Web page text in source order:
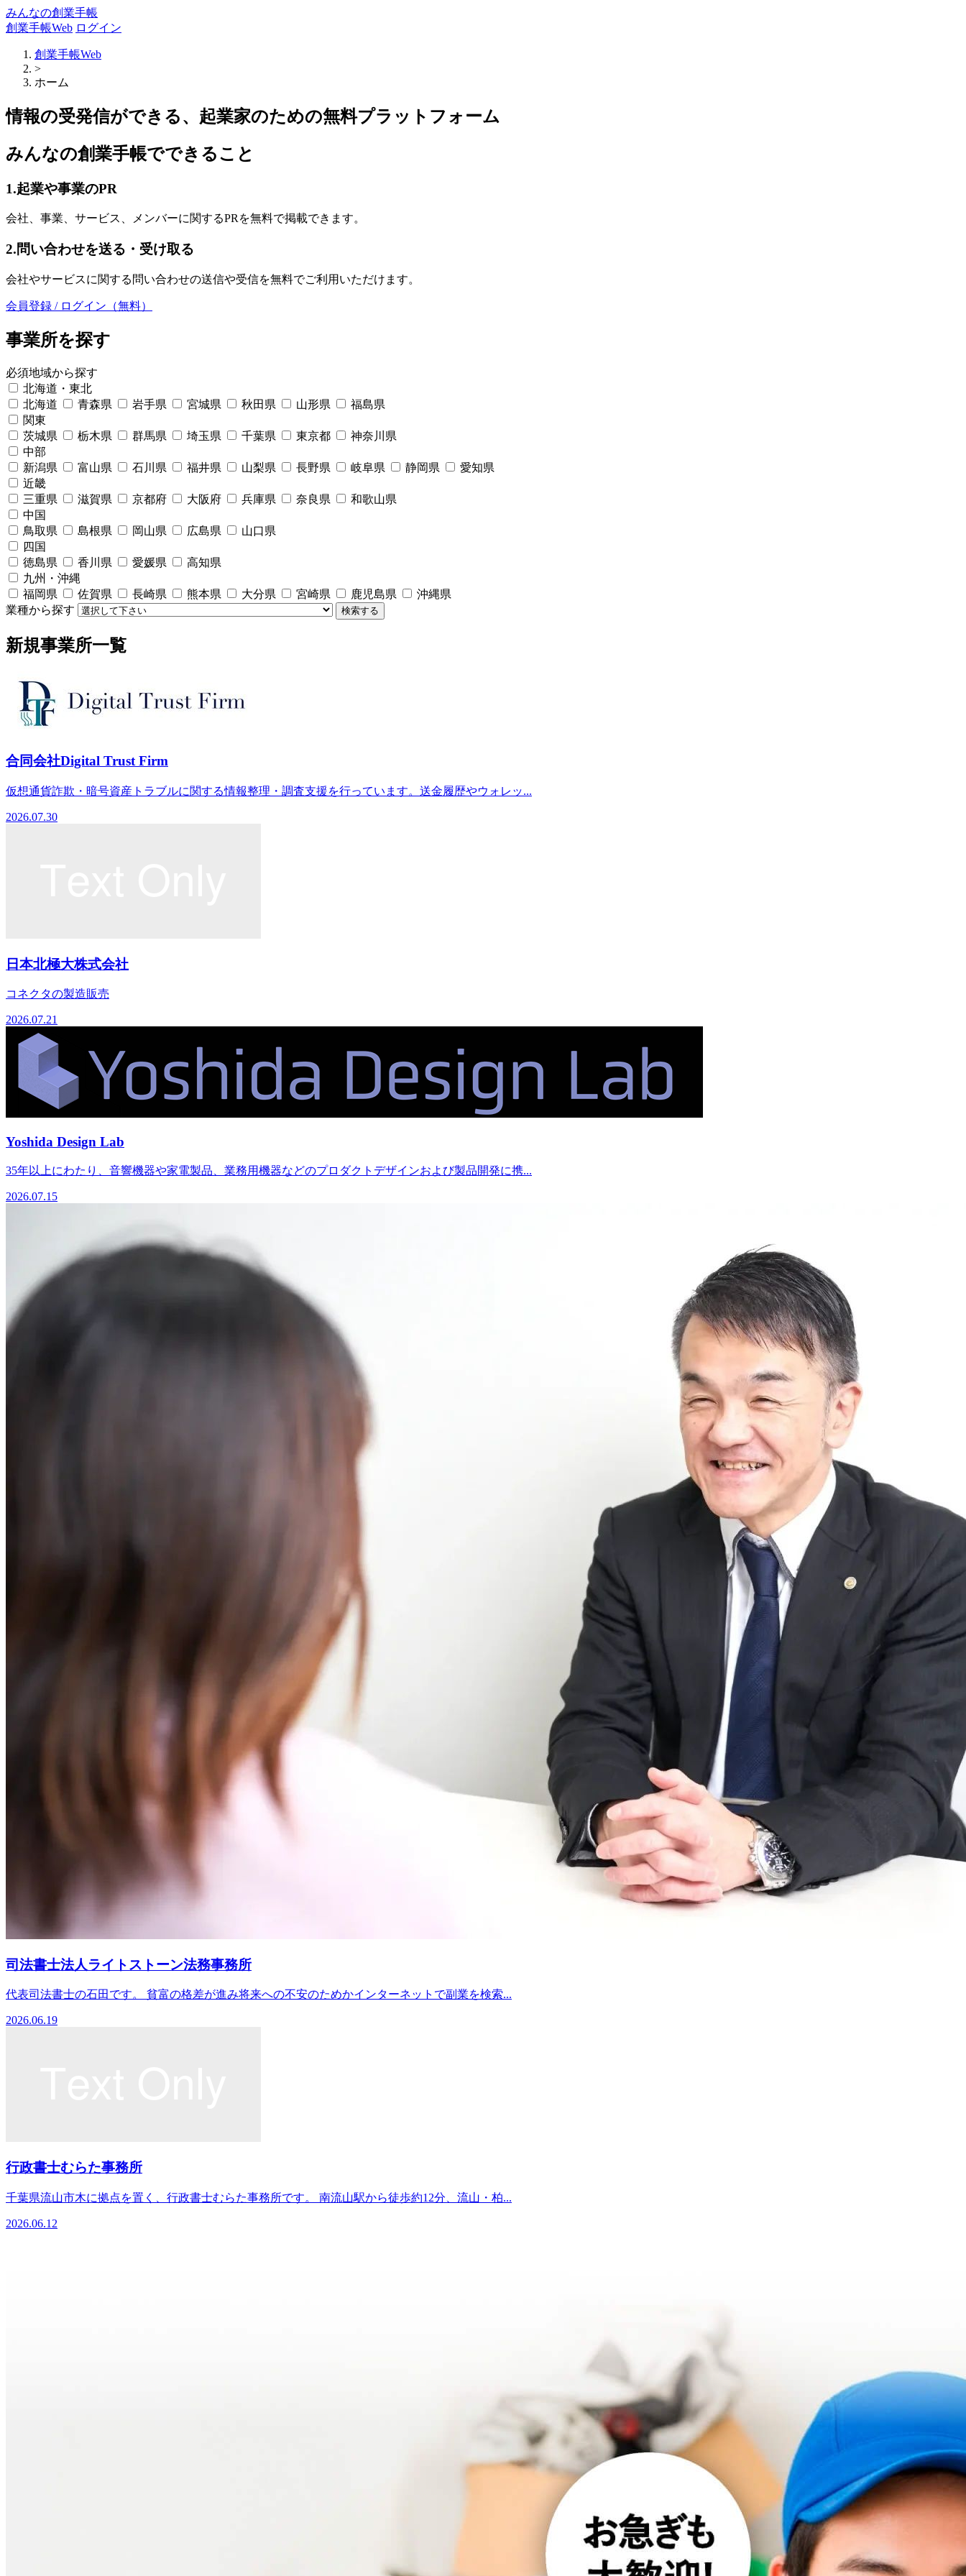
みんなの創業手帳
創業手帳Web ログイン
創業手帳Web
>
ホーム
情報の受発信ができる、起業家のための無料プラットフォーム
みんなの創業手帳でできること
1.起業や事業のPR
会社、事業、サービス、メンバーに関するPRを無料で掲載できます。
2.問い合わせを送る・受け取る
会社やサービスに関する問い合わせの送信や受信を無料でご利用いただけます。
会員登録 / ログイン（無料）
事業所を探す
必須地域から探す
北海道・東北
北海道
青森県 岩手県 宮城県 秋田県 山形県
福島県
関東
茨城県
栃木県 群馬県 埼玉県 千葉県 東京都
神奈川県
中部
新潟県
富山県 石川県 福井県 山梨県 長野県 岐阜県 静岡県
愛知県
近畿
三重県
滋賀県 京都府 大阪府 兵庫県 奈良県
和歌山県
中国
鳥取県
島根県 岡山県 広島県
山口県
四国
徳島県
香川県 愛媛県
高知県
九州・沖縄
福岡県
佐賀県 長崎県 熊本県 大分県 宮崎県 鹿児島県
沖縄県
業種から探す
検索する
新規事業所一覧
合同会社Digital Trust Firm
仮想通貨詐欺・暗号資産トラブルに関する情報整理・調査支援を行っています。送金履歴やウォレッ...
2026.07.30
日本北極大株式会社
コネクタの製造販売
2026.07.21
Yoshida Design Lab
35年以上にわたり、音響機器や家電製品、業務用機器などのプロダクトデザインおよび製品開発に携...
2026.07.15
司法書士法人ライトストーン法務事務所
代表司法書士の石田です。 貧富の格差が進み将来への不安のためかインターネットで副業を検索...
2026.06.19
行政書士むらた事務所
千葉県流山市木に拠点を置く、行政書士むらた事務所です。 南流山駅から徒歩約12分、流山・柏...
2026.06.12